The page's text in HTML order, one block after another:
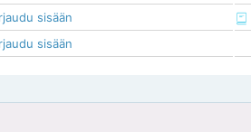
sisään
sisään